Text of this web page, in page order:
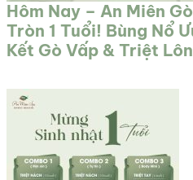
Hôm Nay – An Miên
Tròn 1 Tuổi! Bùng Nổ
Kết Gò Vấp & Triệt